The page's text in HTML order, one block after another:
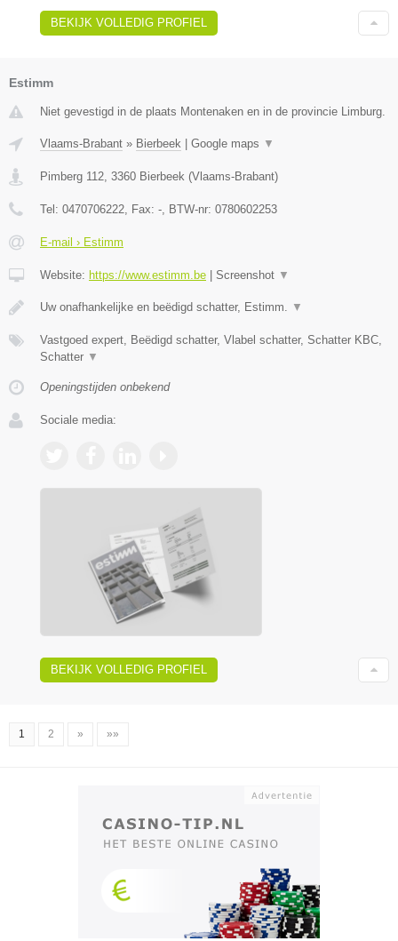
BEKIJK VOLLEDIG PROFIEL
Estimm
Niet gevestigd in de plaats Montenaken en in de provincie Limburg.
Vlaams-Brabant » Bierbeek Google maps ▼
Pimberg 112 3360 Bierbeek (Vlaams-Brabant)
Tel: 0470706222 , Fax: - , BTW-nr: 0780602253
E-mail › Estimm
Website: https://www.estimm.be Screenshot ▼
Uw onafhankelijke en beëdigd schatter, Estimm. ▼
Vastgoed expert, Beëdigd schatter, Vlabel schatter, Schatter KBC,
Schatter ▼
Openingstijden onbekend
Sociale media:
BEKIJK VOLLEDIG PROFIEL
1 2 » »»